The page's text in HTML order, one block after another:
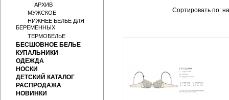
АРХИВ
МУЖСКОЕ
НИЖНЕЕ БЕЛЬЕ ДЛЯ
БЕРЕМЕННЫХ
ТЕРМОБЕЛЬЕ
БЕСШОВНОЕ БЕЛЬЕ
КУПАЛЬНИКИ
ОДЕЖДА
НОСКИ
ДЕТСКИЙ КАТАЛОГ
РАСПРОДАЖА
НОВИНКИ
Сортировать по: